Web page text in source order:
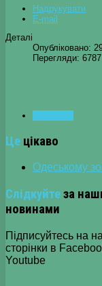
Надрукувати
E-mail
Деталі
Опубліковано:
Перегляди: 6787
Це цікаво
Одеському
Слідкуйтеза
новинами
Підписуйтесь на
сторінки в
Youtube